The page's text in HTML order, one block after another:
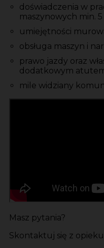
doświadczenia w
maszynowych min.
umiejętności
obsługa maszyn i
prawo jazdy oraz
dodatkowym
mile widziany
Masz pytania?
Skontaktuj się z